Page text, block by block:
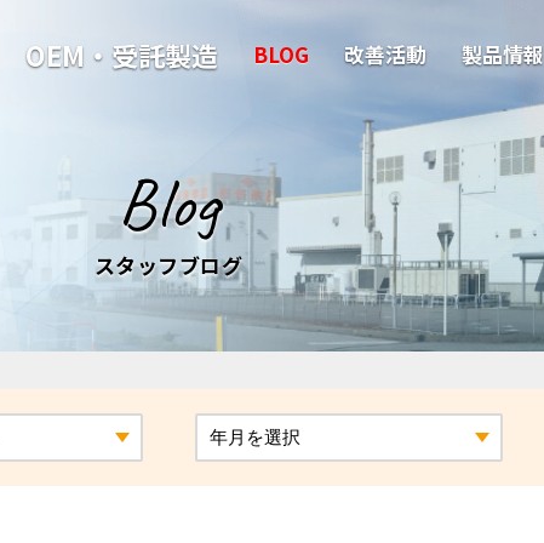
OEM・受託製造 BLOG 改善活動 製品情報
Blog
スタッフブログ